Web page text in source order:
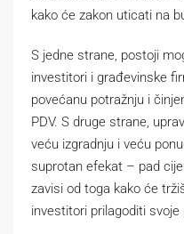
kako će zakon uticati na
S jedne strane, postoji
investitori i građevinske
povećanu potražnju i
PDV. S druge strane,
veću izgradnju i veću
suprotan efekat – pad
zavisi od toga kako će
investitori prilagoditi